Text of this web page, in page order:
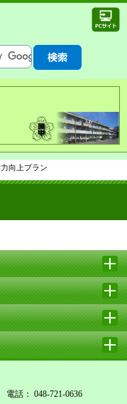
向上プラン
電話： 048-721-0636